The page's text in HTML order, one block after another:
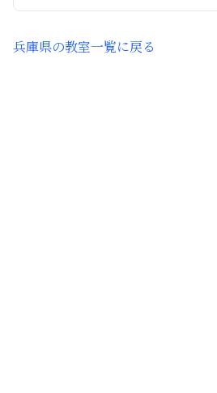
兵庫県の教室一覧に戻る